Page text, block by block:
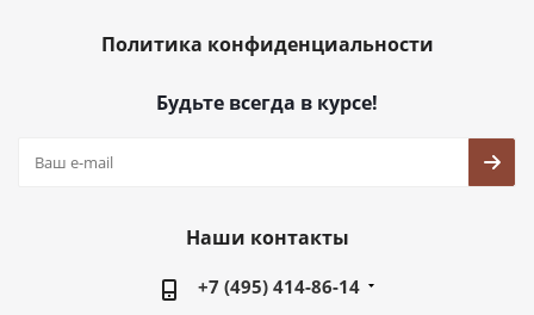
Политика конфиденциальности
Будьте всегда в курсе!
Наши контакты
+7 (495) 414-86-14